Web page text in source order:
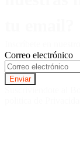
Correo electrónico